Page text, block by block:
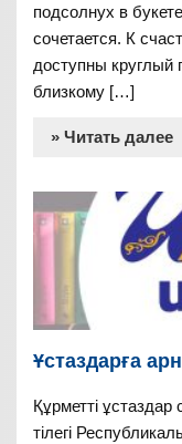
подсолнух в
сочетается. К
доступны круглый
близкому […]
» Читать далее
Ұстаздарға
Құрметті ұстаздар
тілегі